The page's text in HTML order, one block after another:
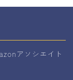
アソシエイト